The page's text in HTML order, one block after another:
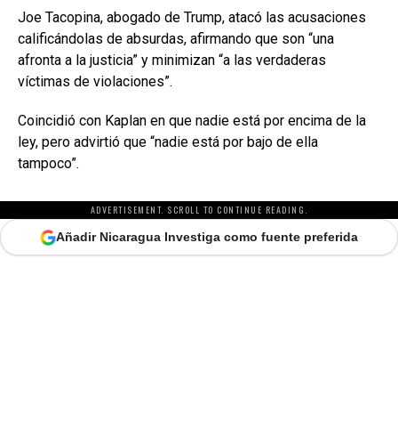
Joe Tacopina, abogado de Trump, atacó las acusaciones
calificándolas de absurdas, afirmando que son “una
afronta a la justicia” y minimizan “a las verdaderas
víctimas de violaciones”.
Coincidió con Kaplan en que nadie está por encima de la
ley, pero advirtió que “nadie está por bajo de ella
tampoco”.
ADVERTISEMENT. SCROLL TO CONTINUE READING.
Añadir Nicaragua Investiga como fuente preferida